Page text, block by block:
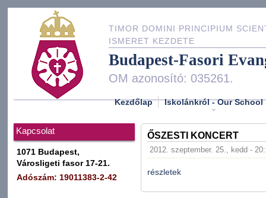
TIMOR DOMINI PRINCIPIUM
ISMERET KEZDETE
Budapest-Fasori
OM azonosító: 035261.
Kezdőlap Iskolánkról - Our School
Kapcsolat
1071 Budapest,
Városligeti fasor 17-21.
Adószám: 19011383-2-42
ŐSZESTI KONCERT
2012. szeptember. 25., kedd -
részletek